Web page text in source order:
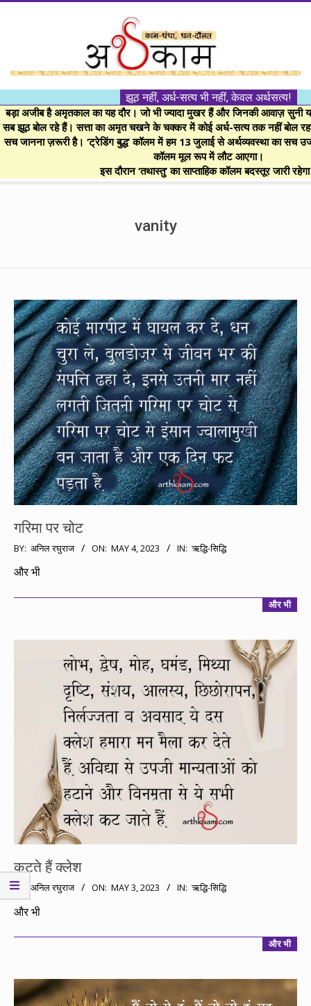
।।
अर्थकाम।।
BE
FINANCIALLY
झूठ नहीं, अर्ध-सत्य भी नहीं, केवल अर्थसत्य!
बड़ा अजीब है अमृतकाल का यह दौर। जो भी ज्यादा मुखर हैं और जिनकी आवाज़ सुनी
सब झूठ बोल रहे हैं। सत्ता का अमृत चखने के चक्कर में कोई अर्ध-सत्य तक नहीं बोल
सच जानना ज़रूरी है। ‘ट्रेडिंग बुद्ध’ कॉलम में हम 13 जुलाई से अर्थव्यवस्था का सच
कॉलम मूल रूप में लौट आएगा।
इस दौरान ‘तथास्तु’ का साप्ताहिक कॉलम बदस्तूर जारी
vanity
गरिमा पर चोट
2023-
05-
BY: अनिल रघुराज ON: MAY 4, 2023 IN: ऋद्धि-सिद्धि
और भी
और भी
कटते हैं क्लेश
2023-
05-
BY: अनिल रघुराज ON: MAY 3, 2023 IN: ऋद्धि-सिद्धि
और भी
और भी